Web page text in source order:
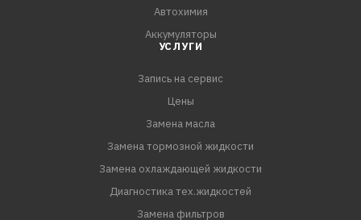
Автохимия
Аккумуляторы
УСЛУГИ
Запись на сервис
Цены
Замена масла
Замена тормозной жидкости
Замена охлаждающей жидкости
Диагностика тех.жидкостей
Замена фильтров